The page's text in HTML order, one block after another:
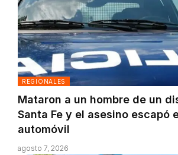
REGIONALES
Mataron a un hombre de un
Santa Fe y el asesino escapó
automóvil
agosto 7, 2026